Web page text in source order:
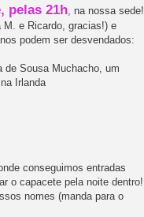
pelas 21h , na nossa sede!
e Ricardo, gracias!) e
podem ser desvendados:
de Sousa Muchacho, um
Irlanda
onde conseguimos entradas
o capacete pela noite dentro!
nomes (manda para o